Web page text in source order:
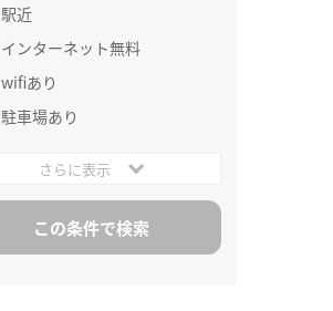
駅近
インターネット無料
wifiあり
駐車場あり
さらに表示